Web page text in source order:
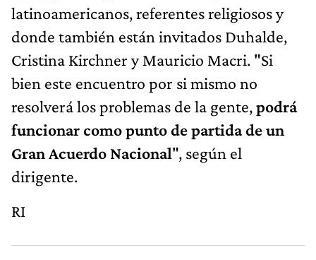
latinoamericanos, referentes religiosos y
donde también están invitados Duhalde,
Cristina Kirchner y Mauricio Macri. "Si
bien este encuentro por si mismo no
resolverá los problemas de la gente,podrá
funcionar como punto de partida de un
Gran Acuerdo Nacional", según el
dirigente.
RI